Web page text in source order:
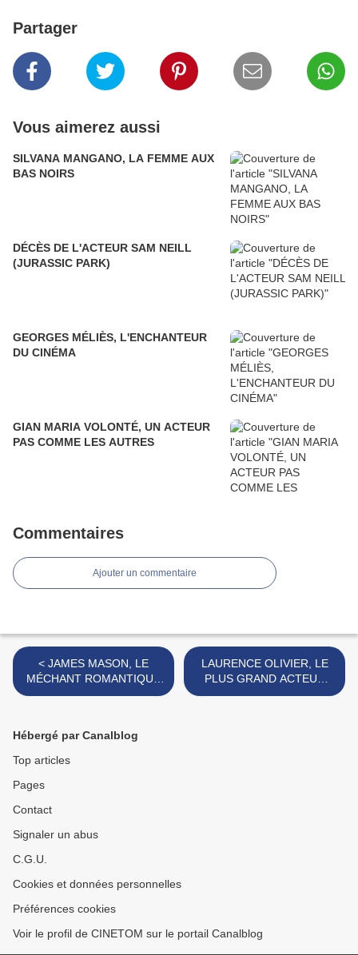
Partager
Vous aimerez aussi
SILVANA MANGANO, LA FEMME AUX
BAS NOIRS
DÉCÈS DE L'ACTEUR SAM NEILL
(JURASSIC PARK)
GEORGES MÉLIÈS, L'ENCHANTEUR
DU CINÉMA
GIAN MARIA VOLONTÉ, UN ACTEUR
PAS COMME LES AUTRES
Commentaires
Ajouter un commentaire
< JAMES MASON, LE
MÉCHANT ROMANTIQUE
ET DÉBONNAIRE
LAURENCE OLIVIER, LE
PLUS GRAND ACTEUR
SHAKESPEARIEN >
Hébergé par Canalblog
Top articles
Pages
Contact
Signaler un abus
C.G.U.
Cookies et données personnelles
Préférences cookies
Voir le profil de CINETOM sur le portail Canalblog